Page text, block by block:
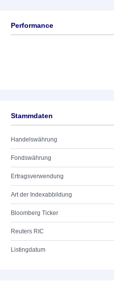
Performance
Stammdaten
Handelswährung
Fondswährung
Ertragsverwendung
Art der Indexabbildung
Bloomberg Ticker
Reuters RIC
Listingdatum